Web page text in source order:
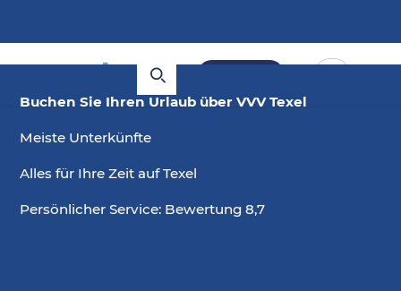
Buchen Sie Ihren Urlaub über VVV Texel
Meiste Unterkünfte
Alles für Ihre Zeit auf Texel
Persönlicher Service: Bewertung 8,7